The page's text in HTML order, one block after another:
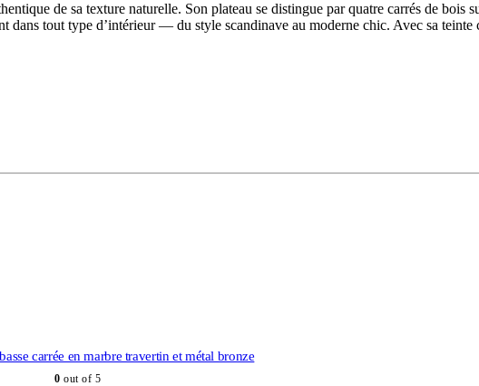
de sa texture naturelle. Son plateau se distingue par quatre carrés de bois
tout type d’intérieur — du style scandinave au moderne chic. Avec sa teinte
carrée en marbre travertin et métal bronze
0 out of 5